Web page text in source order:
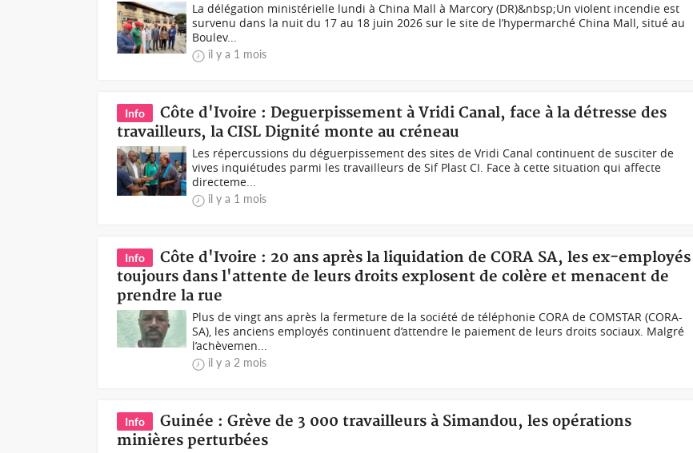
La délégation ministérielle lundi à China Mall à Marcory (DR)&nbsp;Un violent incendie est
survenu dans la nuit du 17 au 18 juin 2026 sur le site de l’hypermarché China Mall, situé au
Boulev...
il y a 1 mois
Info
Côte d'Ivoire : Deguerpissement à Vridi Canal, face à la détresse des
travailleurs, la CISL Dignité monte au créneau
Les répercussions du déguerpissement des sites de Vridi Canal continuent de susciter de
vives inquiétudes parmi les travailleurs de Sif Plast CI. Face à cette situation qui affecte
directeme...
il y a 1 mois
Info
Côte d'Ivoire : 20 ans après la liquidation de CORA SA, les ex-employés
toujours dans l'attente de leurs droits explosent de colère et menacent de
prendre la rue
Plus de vingt ans après la fermeture de la société de téléphonie CORA de COMSTAR (CORA-
SA), les anciens employés continuent d’attendre le paiement de leurs droits sociaux. Malgré
l’achèvemen...
il y a 2 mois
Info
Guinée : Grève de 3 000 travailleurs à Simandou, les opérations
minières perturbées